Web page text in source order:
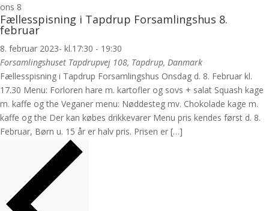
ons 8
Fællesspisning i Tapdrup Forsamlingshus 8.
februar
8. februar 2023- kl.17:30 - 19:30
Forsamlingshuset Tapdrupvej 108, Tapdrup, Danmark
Fællesspisning i Tapdrup Forsamlingshus Onsdag d. 8. Februar kl.
17.30 Menu: Forloren hare m. kartofler og sovs + salat Squash kage
m. kaffe og the Veganer menu: Nøddesteg mv. Chokolade kage m.
kaffe og the Der kan købes drikkevarer Menu pris kendes først d. 8.
Februar, Børn u. 15 år er halv pris. Prisen er […]